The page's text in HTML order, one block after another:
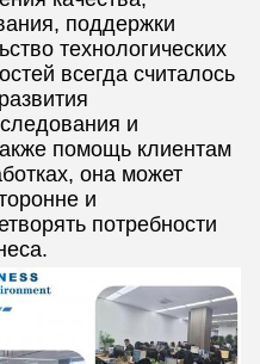
поддержки
технологических
всегда считалось
и
помощь клиентам
она может
и
потребности